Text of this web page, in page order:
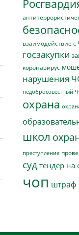
взаимодействие с
госзакупки
коронавирус
нарушения
недобросовестный
охрана
школ
преступление
суд тендер на
чоп штраф